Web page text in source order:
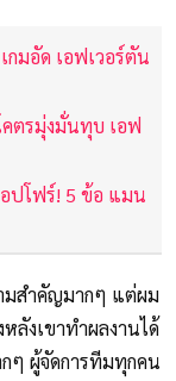
กมอัด เอฟเวอร์ตัน
ตรมุ่งมั่นทุบ เอฟ
อปโฟร์! 5 ข้อ แมน
มสำคัญมากๆ แต่ผม
ลังเขาทำผลงานได้
ๆ ผู้จัดการทีมทุกคน